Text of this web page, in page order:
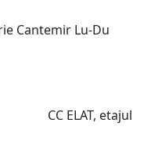
Cantemir Lu-Du
CC ELAT, etajul